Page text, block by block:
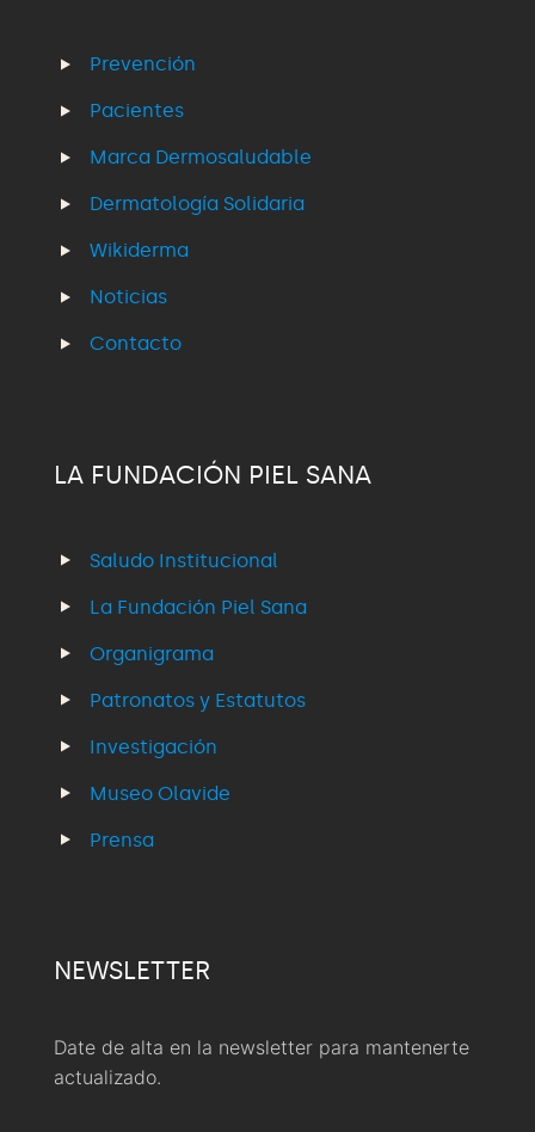
Prevención
Pacientes
Marca Dermosaludable
Dermatología Solidaria
Wikiderma
Noticias
Contacto
LA FUNDACIÓN PIEL SANA
Saludo Institucional
La Fundación Piel Sana
Organigrama
Patronatos y Estatutos
Investigación
Museo Olavide
Prensa
NEWSLETTER
Date de alta en la newsletter para mantenerte
actualizado.